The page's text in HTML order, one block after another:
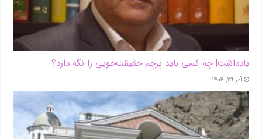
یادداشت| ‌چه کسی باید پرچم حقیقت‌جویی را نگه دارد؟
آذر ۲۹, ۱۴۰۴